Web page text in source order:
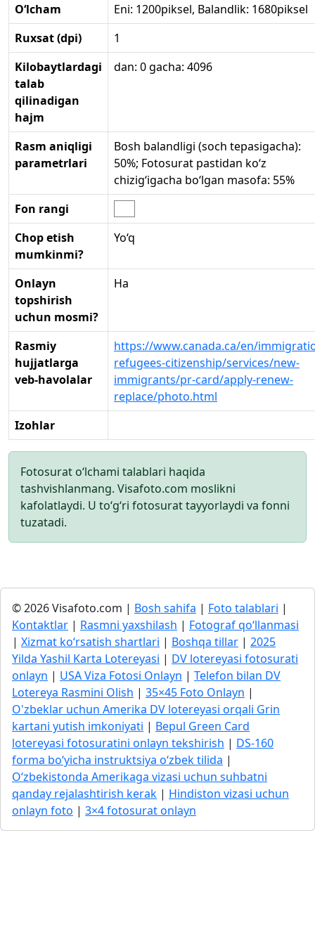
O‘lcham
Eni: 1200piksel, Balandlik: 1680piksel
Ruxsat (dpi)
1
Kilobaytlardagi
talab
qilinadigan
hajm
dan: 0 gacha: 4096
Rasm aniqligi
parametrlari
Bosh balandligi (soch tepasigacha):
50%; Fotosurat pastidan ko‘z
chizig‘igacha bo‘lgan masofa: 55%
Fon rangi
Chop etish
mumkinmi?
Yo‘q
Onlayn
topshirish
uchun mosmi?
Ha
Rasmiy
hujjatlarga
veb-havolalar
https://www.canada.ca/en/
refugees-citizenship/services/new-
immigrants/pr-card/apply-renew-
replace/photo.html
Izohlar
Fotosurat o‘lchami talablari haqida
tashvishlanmang. Visafoto.com moslikni
kafolatlaydi. U to‘g‘ri fotosurat tayyorlaydi va fonni
tuzatadi.
© 2026 Visafoto.com | Bosh sahifa | Foto talablari |
Kontaktlar | Rasmni yaxshilash | Fotograf qo‘llanmasi
| Xizmat ko‘rsatish shartlari | Boshqa tillar | 2025
Yilda Yashil Karta Lotereyasi | DV lotereyasi fotosurati
onlayn | USA Viza Fotosi Onlayn | Telefon bilan DV
Lotereya Rasmini Olish | 35×45 Foto Onlayn |
O'zbeklar uchun Amerika DV lotereyasi orqali Grin
kartani yutish imkoniyati | Bepul Green Card
lotereyasi fotosuratini onlayn tekshirish | DS-160
forma bo‘yicha instruktsiya o‘zbek tilida |
O‘zbekistonda Amerikaga vizasi uchun suhbatni
qanday rejalashtirish kerak | Hindiston vizasi uchun
onlayn foto | 3×4 fotosurat onlayn